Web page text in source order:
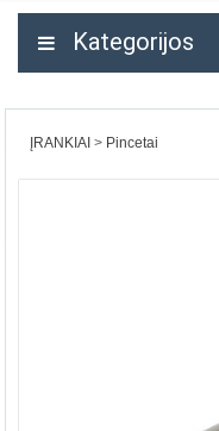
Kategorijos
ĮRANKIAI Pincetai